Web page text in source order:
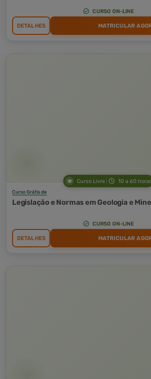
CURSO ON-LINE
DETALHES MATRICULAR
Curso Livre 10 a 60 horas
Curso Grátis de
Legislação e Normas em Geologia e
CURSO ON-LINE
DETALHES MATRICULAR